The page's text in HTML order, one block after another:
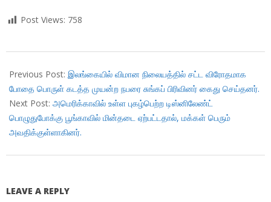
Post Views: 758
12-
29
Previous Post: இலங்கையில் விமான நிலையத்தில் சட்ட விரோதமாக
போதை பொருள் கடத்த முயன்ற நபரை சுங்கப் பிரிவினர் கைது செய்தனர்.
Next Post: அமெரிக்காவில் உள்ள புகழ்பெற்ற டிஸ்னிலேண்ட்
பொழுதுபோக்கு பூங்காவில் மின்தடை ஏற்பட்டதால், மக்கள் பெரும்
அவதிக்குள்ளாகினர்.
LEAVE A REPLY